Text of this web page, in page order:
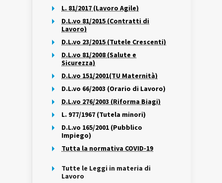
L. 81/2017 (Lavoro Agile)
D.L.vo 81/2015 (Contratti di
Lavoro)
D.L.vo 23/2015 (Tutele Crescenti)
D.L.vo 81/2008 (Salute e
Sicurezza)
D.L.vo 151/2001(TU Maternità)
D.L.vo 66/2003 (Orario di Lavoro)
D.L.vo 276/2003 (Riforma Biagi)
L. 977/1967 (Tutela minori)
D.L.vo 165/2001 (Pubblico
Impiego)
Tutta la normativa COVID-19
Tutte le Leggi in materia di
Lavoro